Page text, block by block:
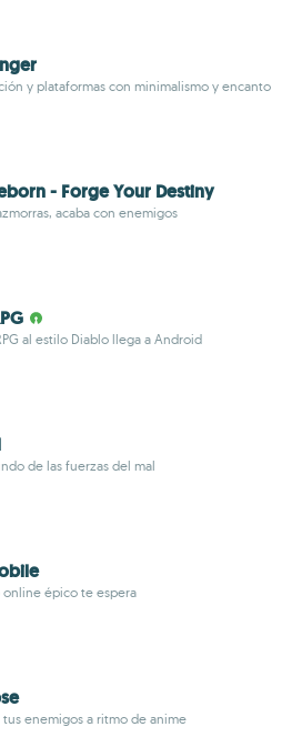
y plataformas con minimalismo y encanto
- Forge Your Destiny
acaba con enemigos
al estilo Diablo llega a Android
de las fuerzas del mal
online épico te espera
tus enemigos a ritmo de anime